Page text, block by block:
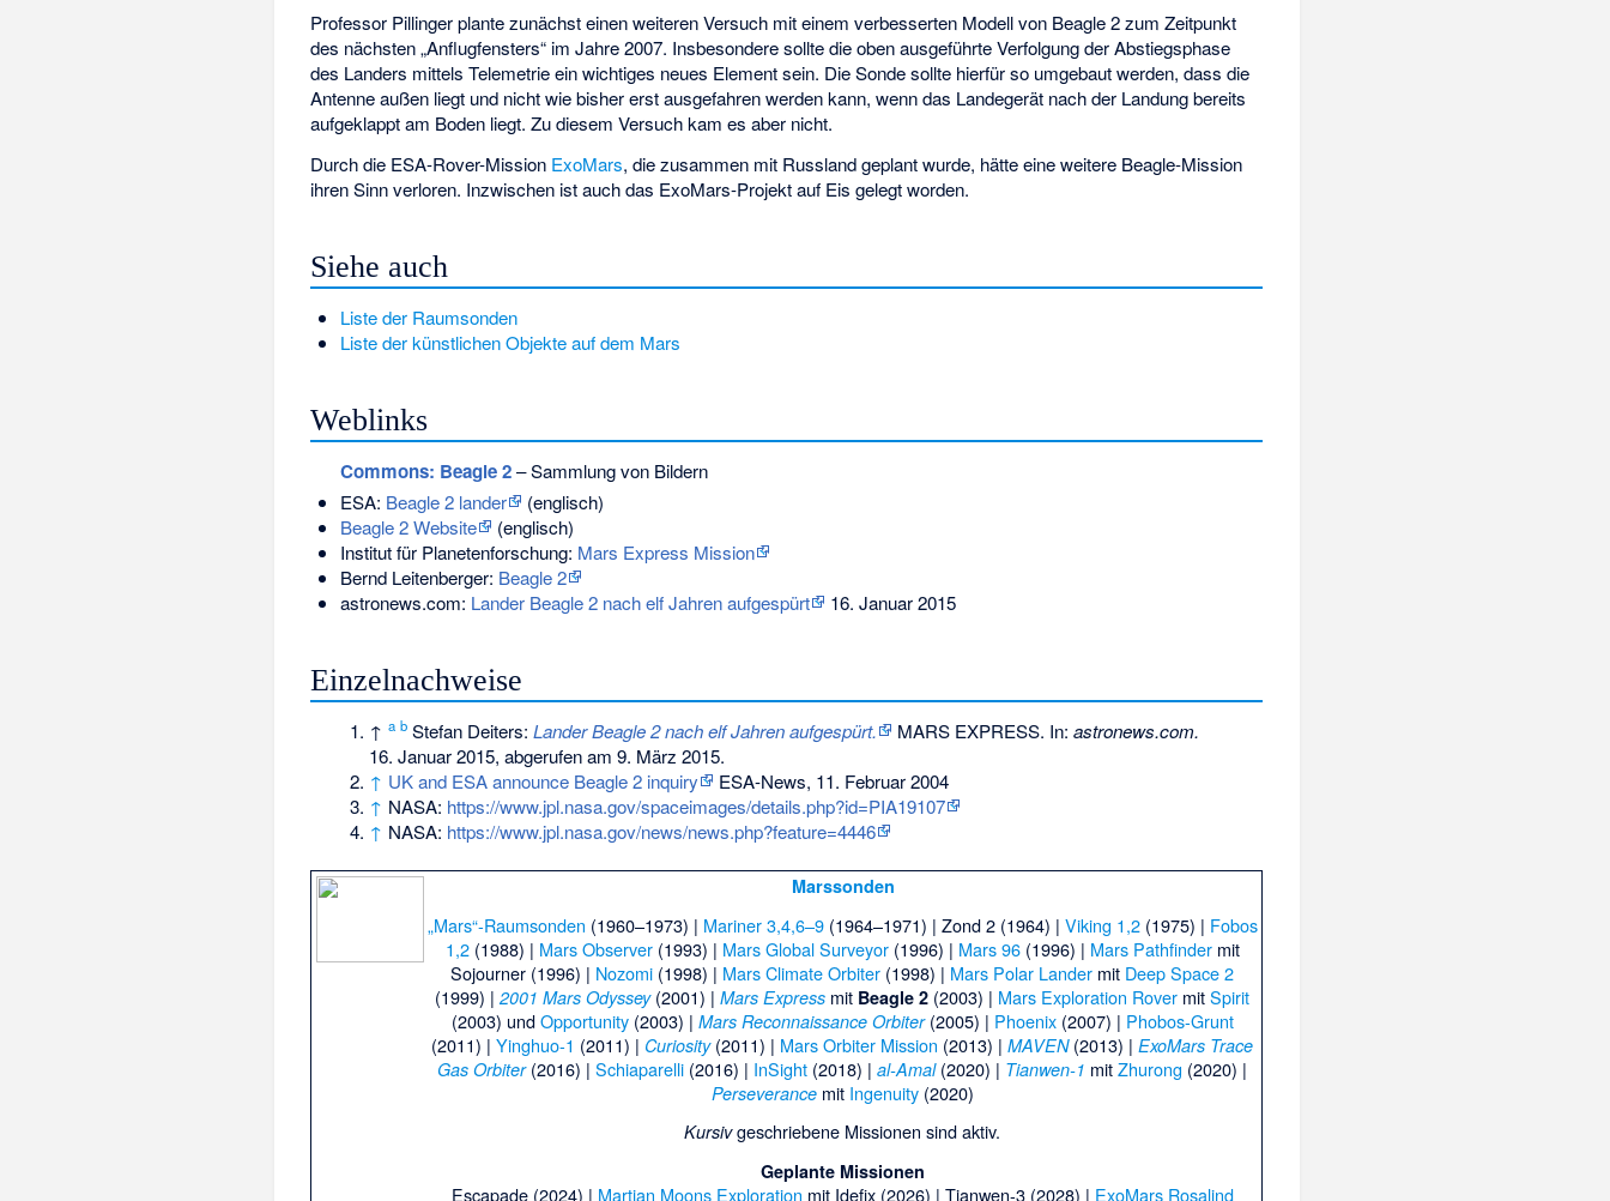
Professor Pillinger plante zunächst einen weiteren Versuch mit einem verbesserten Modell von Beagle 2 zum Zeitpunkt
des nächsten „Anflugfensters“ im Jahre 2007. Insbesondere sollte die oben ausgeführte Verfolgung der Abstiegsphase
des Landers mittels Telemetrie ein wichtiges neues Element sein. Die Sonde sollte hierfür so umgebaut werden, dass die
Antenne außen liegt und nicht wie bisher erst ausgefahren werden kann, wenn das Landegerät nach der Landung bereits
aufgeklappt am Boden liegt. Zu diesem Versuch kam es aber nicht.
Durch die ESA-Rover-Mission ExoMars, die zusammen mit Russland geplant wurde, hätte eine weitere Beagle-Mission
ihren Sinn verloren. Inzwischen ist auch das ExoMars-Projekt auf Eis gelegt worden.
Siehe auch
Liste der Raumsonden
Liste der künstlichen Objekte auf dem Mars
Weblinks
Commons: Beagle 2– Sammlung von Bildern
ESA: Beagle 2 lander
(englisch)
Beagle 2 Website
(englisch)
Institut für Planetenforschung: Mars Express Mission
Bernd Leitenberger: Beagle 2
astronews.com: Lander Beagle 2 nach elf Jahren aufgespürt 16. Januar 2015
Einzelnachweise
↑ a b Stefan Deiters: Lander Beagle 2 nach elf Jahren aufgespürt. MARS EXPRESS. In: astronews.com.
16. Januar 2015, abgerufen am 9. März 2015.
↑ UK and ESA announce Beagle 2 inquiry
ESA-News, 11. Februar 2004
↑ NASA: https://www.jpl.nasa.gov/spaceimages/details.php?id=PIA19107
↑ NASA: https://www.jpl.nasa.gov/news/news.php?feature=4446
Marssonden
„Mars“-Raumsonden (1960–1973) | Mariner 3,4,6–9(1964–1971) | Zond 2(1964) | Viking 1,2(1975) | Fobos
1,2(1988) | Mars Observer(1993) | Mars Global Surveyor(1996) | Mars 96(1996) | Mars Pathfindermit
Sojourner (1996) | Nozomi (1998) | Mars Climate Orbiter (1998) | Mars Polar Lander mit Deep Space 2
(1999) |2001 Mars Odyssey(2001) |Mars Express mit Beagle 2 (2003) | Mars Exploration Rover mitSpirit
(2003) undOpportunity(2003) | Mars Reconnaissance Orbiter(2005) | Phoenix(2007) | Phobos-Grunt
(2011) |Yinghuo-1 (2011) | Curiosity(2011) | Mars Orbiter Mission (2013) |MAVEN(2013) |ExoMars Trace
Gas Orbiter(2016) |Schiaparelli (2016) | InSight (2018) |al-Amal(2020) | Tianwen-1 mitZhurong (2020) |
Perseverancemit Ingenuity(2020)
Kursivgeschriebene Missionen sind aktiv.
Geplante Missionen
Escapade(2024) | Martian Moons Exploration mit Idefix(2026) | Tianwen-3(2028) | ExoMars Rosalind